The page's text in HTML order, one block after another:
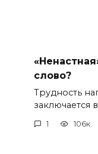
слово?
Трудность
заключается в
1 106к.